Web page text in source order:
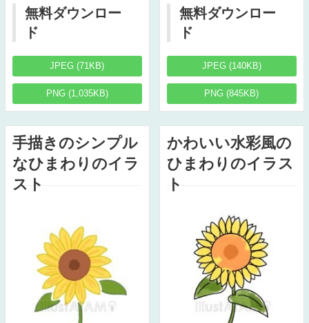
無料ダウンロー
ド
JPEG (71KB)
PNG (1,035KB)
無料ダウンロー
ド
JPEG (140KB)
PNG (845KB)
手描きのシンプル
なひまわりのイラ
スト
かわいい水彩風の
ひまわりのイラス
ト